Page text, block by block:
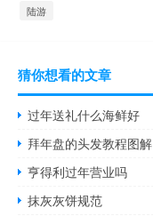
陆游
猜你想看的文章
过年送礼什么海鲜好
拜年盘的头发教程图解
亨得利过年营业吗
抹灰灰饼规范